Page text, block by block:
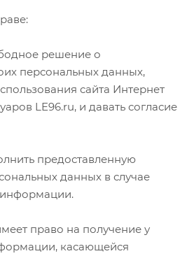
решение о
персональных данных,
сайта Интернет
LE96.ru, и давать согласие
предоставленную
данных в случае
право на получение у
касающейся